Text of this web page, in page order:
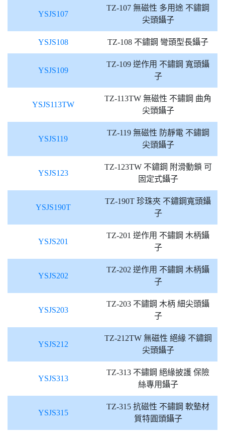
YSJS107
TZ-107 無磁性 多用途 不鏽鋼
尖頭鑷子
YSJS108 TZ-108 不鏽鋼 彎頭型長鑷子
YSJS109
TZ-109 逆作用 不鏽鋼 寬頭鑷
子
YSJS113TW
TZ-113TW 無磁性 不鏽鋼 曲角
尖頭鑷子
YSJS119
TZ-119 無磁性 防靜電 不鏽鋼
尖頭鑷子
YSJS123
TZ-123TW 不鏽鋼 附滑動鎖 可
固定式鑷子
YSJS190T
TZ-190T 珍珠夾 不鏽鋼寬頭鑷
子
YSJS201
TZ-201 逆作用 不鏽鋼 木柄鑷
子
YSJS202
TZ-202 逆作用 不鏽鋼 木柄鑷
子
YSJS203
TZ-203 不鏽鋼 木柄 細尖頭鑷
子
YSJS212
TZ-212TW 無磁性 絕緣 不鏽鋼
尖頭鑷子
YSJS313
TZ-313 不鏽鋼 絕緣披護 保險
絲專用鑷子
YSJS315
TZ-315 抗磁性 不鏽鋼 軟墊材
質特圓頭鑷子